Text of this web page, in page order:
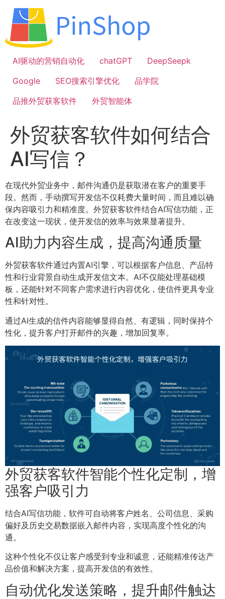
容
AI驱动的营销自动化
chatGPT
DeepSeepk
Google
SEO搜索引擎优化
品学院
品推外贸获客软件
外贸智能体
外贸获客软件如何结合
AI写信？
在现代外贸业务中，邮件沟通仍是获取潜在客户的重要手
段。然而，手动撰写开发信不仅耗费大量时间，而且难以确
保内容吸引力和精准度。外贸获客软件结合AI写信功能，正
在改变这一现状，使开发信的效率与效果显著提升。
AI助力内容生成，提高沟通质量
外贸获客软件通过内置AI引擎，可以根据客户信息、产品特
性和行业背景自动生成开发信文本。AI不仅能处理基础模
板，还能针对不同客户需求进行内容优化，使信件更具专业
性和针对性。
通过AI生成的信件内容能够显得自然、有逻辑，同时保持个
性化，提升客户打开邮件的兴趣，增加回复率。
外贸获客软件智能个性化定制，增
强客户吸引力
结合AI写信功能，软件可自动将客户姓名、公司信息、采购
偏好及历史交易数据嵌入邮件内容，实现高度个性化的沟
通。
这种个性化不仅让客户感受到专业和诚意，还能精准传达产
品价值和解决方案，提高开发信的有效性。
自动优化发送策略，提升邮件触达